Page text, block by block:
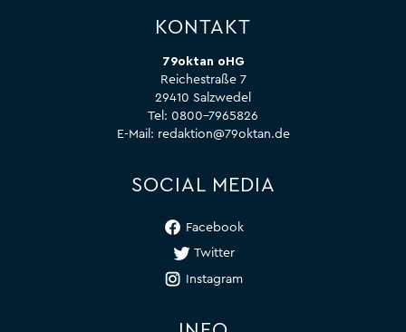
KONTAKT
79oktan oHG
Reichestraße 7
29410 Salzwedel
Tel: 0800-7965826
E-Mail: redaktion@79oktan.de
SOCIAL MEDIA
Facebook
Twitter
Instagram